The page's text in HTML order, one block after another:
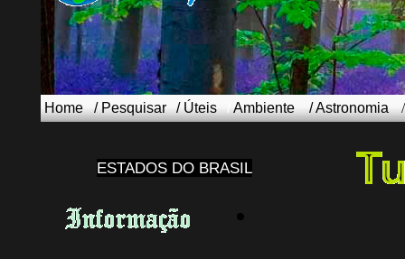
Home / Pesquisar / Úteis /Ambiente /Astronomia
ESTADOS DO BRASIL